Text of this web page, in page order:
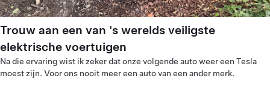
Trouw aan een van 's werelds veiligste
elektrische voertuigen
Na die ervaring wist ik zeker dat onze volgende auto weer een Tesla
moest zijn. Voor ons nooit meer een auto van een ander merk.